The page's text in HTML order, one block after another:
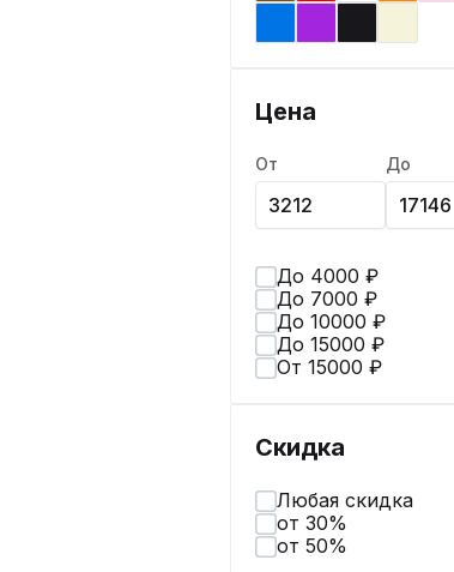
Цена
От До
До 4000 ₽
До 7000 ₽
До 10000 ₽
До 15000 ₽
От 15000 ₽
Скидка
Любая скидка
от 30%
от 50%